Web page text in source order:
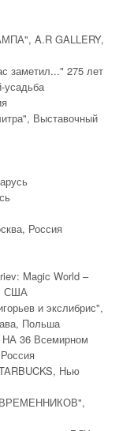
A.R GALLERY,
заметил..." 275 лет
Выставочный
Россия
Magic World –
США
и экслибрис",
Польша
36 Всемирном
Нью